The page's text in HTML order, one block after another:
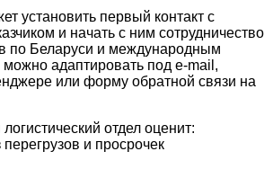
установить первый контакт с
и начать с ним сотрудничество
по Беларуси и международным
адаптировать под e-mail,
или форму обратной связи на
отдел оценит:
перегрузов и просрочек